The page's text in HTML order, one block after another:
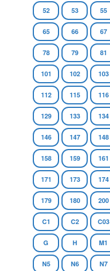
52 53 55
65 66 67
78 79 81
101 102 103
112 115 116
129 133 134
146 147 148
158 159 161
171 173 174
179 180 200
C1 C2 C03
G H M1
N5 N6 N7